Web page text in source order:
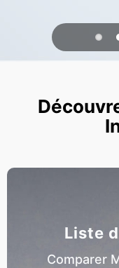
Liste
Comparer